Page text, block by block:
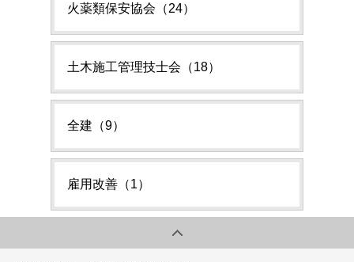
火薬類保安協会（24）
土木施工管理技士会（18）
全建（9）
雇用改善（1）